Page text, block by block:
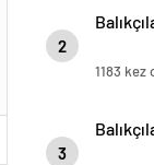
2
1183 kez
3